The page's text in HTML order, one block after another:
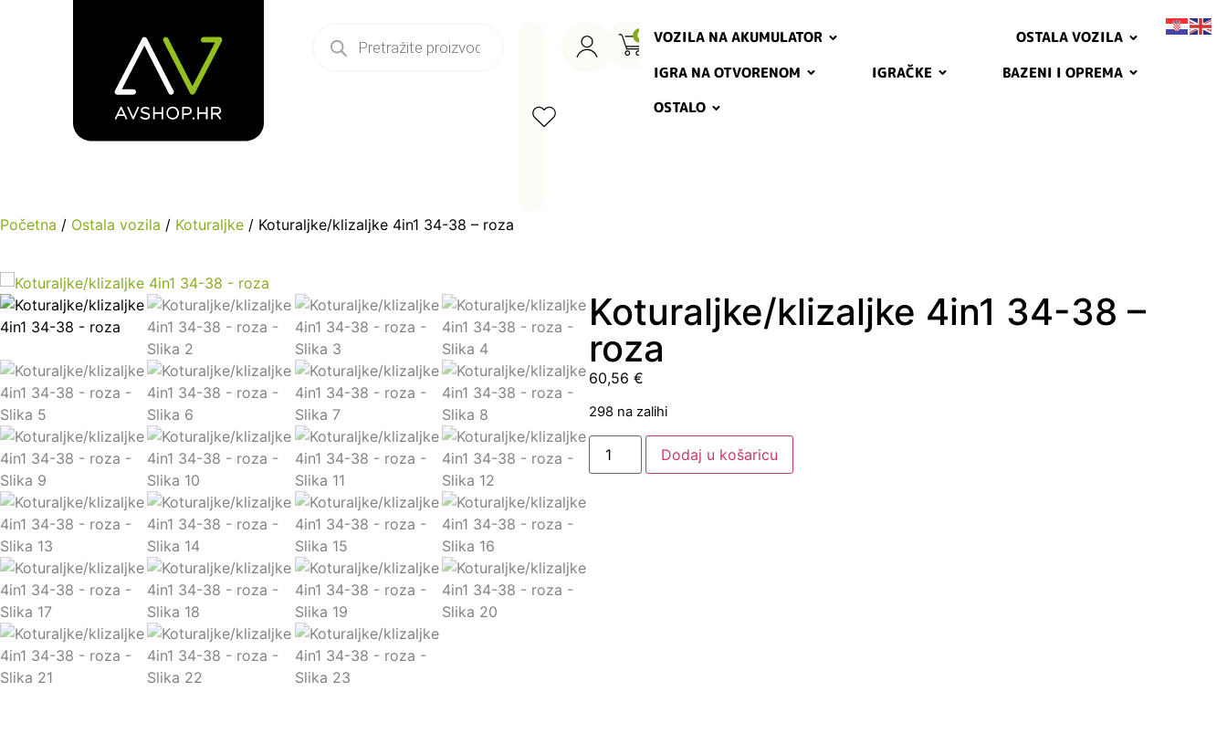
0 VOZILA NA AKUMULATOR
OSTALA VOZILA
IGRA NA OTVORENOM
IGRAČKE
BAZENI I OPREMA
OSTALO
Početna / Ostala vozila / Koturaljke / Koturaljke/klizaljke 4in1 34-38 – roza
Koturaljke/klizaljke 4in1 34-38 –
roza
60,56€
298 na zalihi
Dodaj u košaricu